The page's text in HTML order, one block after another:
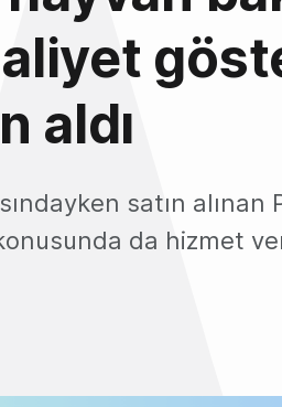
aldı
satın alınan
da hizmet